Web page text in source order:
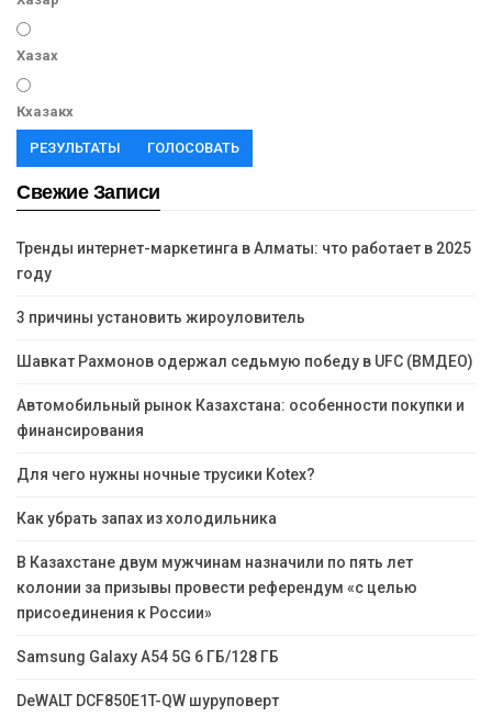
Хазах
Кхазакх
РЕЗУЛЬТАТЫ ГОЛОСОВАТЬ
Свежие Записи
Тренды интернет-маркетинга в Алматы: что работает в 2025
году
3 причины установить жироуловитель
Шавкат Рахмонов одержал седьмую победу в UFC (ВМДЕО)
Автомобильный рынок Казахстана: особенности покупки и
финансирования
Для чего нужны ночные трусики Kotex?
Как убрать запах из холодильника
В Казахстане двум мужчинам назначили по пять лет
колонии за призывы провести референдум «с целью
присоединения к России»
Samsung Galaxy A54 5G 6 ГБ/128 ГБ
DeWALT DCF850E1T-QW шуруповерт